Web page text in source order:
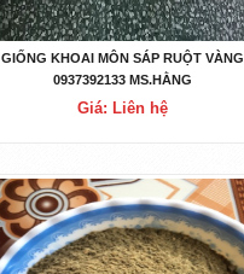
GIỐNG KHOAI MÔN SÁP RUỘT VÀNG
0937392133 MS.HẰNG
Giá: Liên hệ